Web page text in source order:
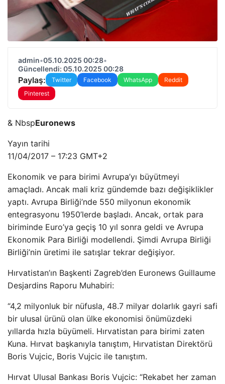
admin•05.10.2025 00:28•
Güncellendi: 05.10.2025 00:28
Paylaş: Twitter Facebook WhatsApp
Reddit
Pinterest
& NbspEuronews
Yayın tarihi
11/04/2017 – 17:23 GMT+2
Ekonomik ve para birimi Avrupa’yı büyütmeyi
amaçladı. Ancak mali kriz gündemde bazı değişiklikler
yaptı. Avrupa Birliği’nde 550 milyonun ekonomik
entegrasyonu 1950’lerde başladı. Ancak, ortak para
biriminde Euro’ya geçiş 10 yıl sonra geldi ve Avrupa
Ekonomik Para Birliği modellendi. Şimdi Avrupa Birliği
Birliği’nin üretimi ile satışlar tekrar değişiyor.
Hırvatistan’ın Başkenti Zagreb’den Euronews Guillaume
Desjardins Raporu Muhabiri:
“4,2 milyonluk bir nüfusla, 48.7 milyar dolarlık gayri safi
bir ulusal ürünü olan ülke ekonomisi önümüzdeki
yıllarda hızla büyümeli. Hırvatistan para birimi zaten
Kuna. Hırvat başkanıyla tanıştım, Hırvatistan Direktörü
Boris Vujcic, Boris Vujcic ile tanıştım.
Hırvat Ulusal Bankası Boris Vujcic: “Rekabet her zaman